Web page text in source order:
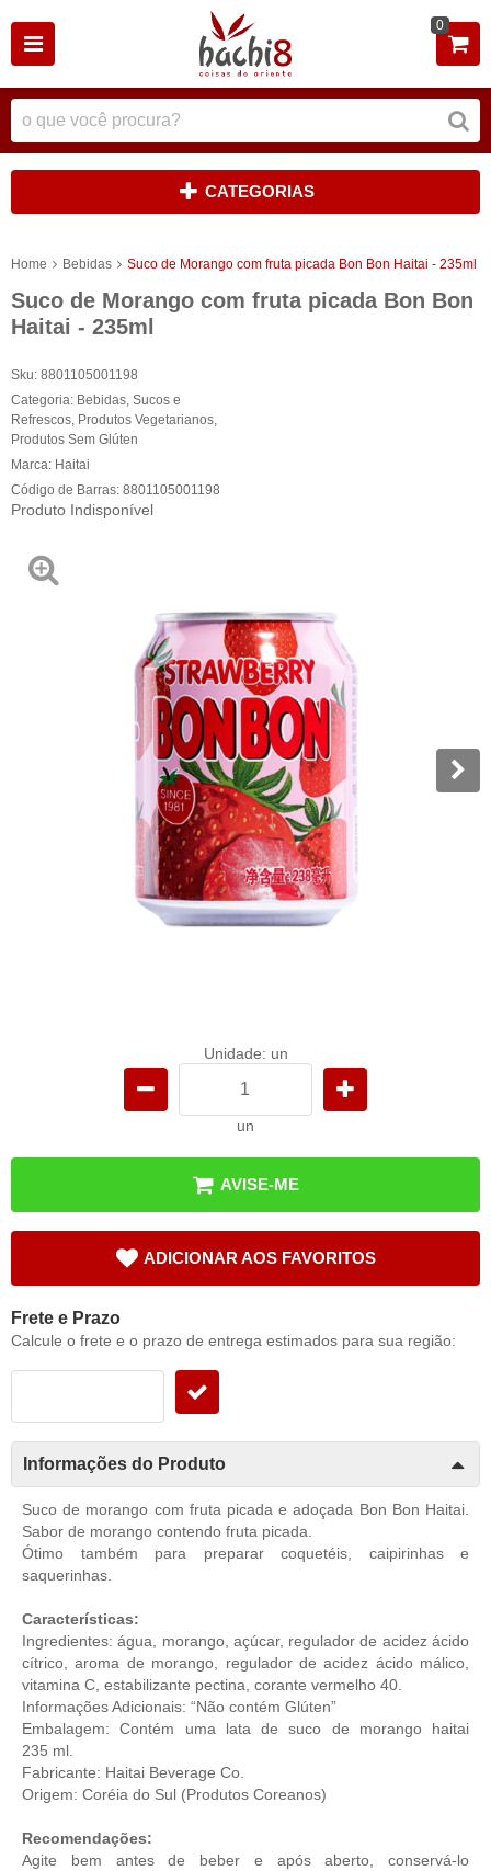
0
CATEGORIAS
Home Bebidas Suco de Morango com fruta picada Bon Bon Haitai - 235ml
Suco de Morango com fruta picada Bon Bon
Haitai - 235ml
Sku: 8801105001198
Categoria: Bebidas Sucos e
Refrescos Produtos Vegetarianos
Produtos Sem Glúten
Marca: Haitai
Código de Barras: 8801105001198
Produto Indisponível
Unidade: un
un
AVISE-ME
ADICIONAR AOS FAVORITOS
Frete e Prazo
Calcule o frete e o prazo de entrega estimados para sua região:
Informações do Produto
Suco de morango com fruta picada e adoçada Bon Bon Haitai.
Sabor de morango contendo fruta picada.
Ótimo também para preparar coquetéis, caipirinhas e
saquerinhas.
Características:
Ingredientes:água, morango, açúcar, regulador de acidez ácido
cítrico, aroma de morango, regulador de acidez ácido málico,
vitamina C, estabilizante pectina, corante vermelho 40.
Informações Adicionais: “Não contém Glúten”
Embalagem: Contém uma lata de suco de morango haitai
235 ml.
Fabricante: Haitai Beverage Co.
Origem: Coréia do Sul (Produtos Coreanos)
Recomendações:
Agite bem antes de beber e após aberto, conservá-lo